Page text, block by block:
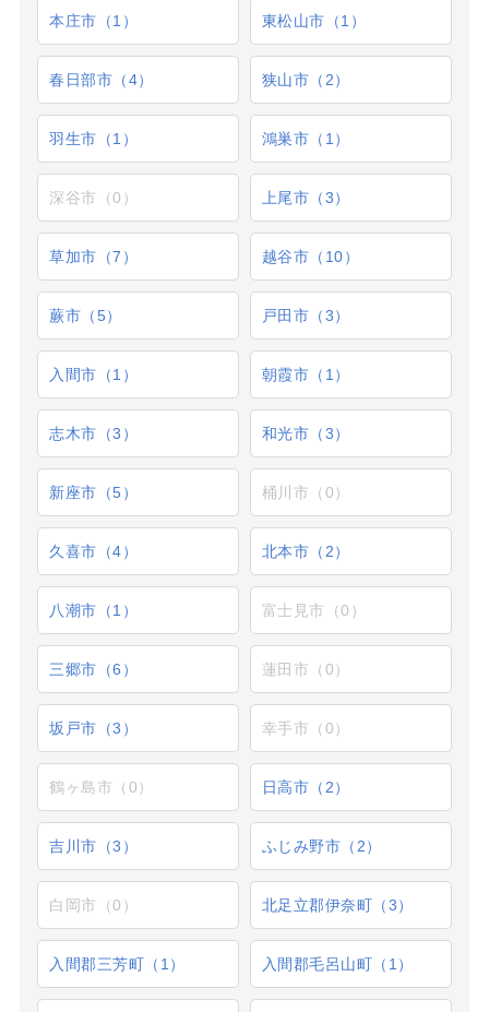
本庄市（1） 東松山市（1）
春日部市（4） 狭山市（2）
羽生市（1） 鴻巣市（1）
深谷市（0） 上尾市（3）
草加市（7） 越谷市（10）
蕨市（5） 戸田市（3）
入間市（1） 朝霞市（1）
志木市（3） 和光市（3）
新座市（5） 桶川市（0）
久喜市（4） 北本市（2）
八潮市（1） 富士見市（0）
三郷市（6） 蓮田市（0）
坂戸市（3） 幸手市（0）
鶴ヶ島市（0） 日高市（2）
吉川市（3） ふじみ野市（2）
白岡市（0） 北足立郡伊奈町（3）
入間郡三芳町（1） 入間郡毛呂山町（1）